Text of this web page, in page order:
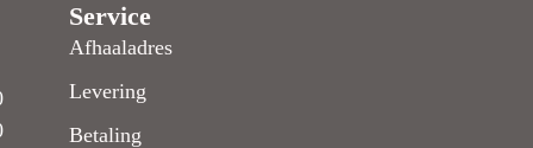
Service
Afhaaladres
Levering
Betaling